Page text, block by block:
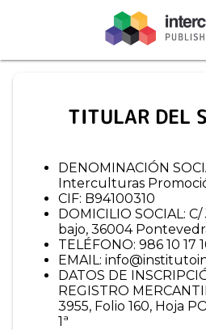
TITULAR DEL
DENOMINACIÓN
Interculturas
CIF: B94100310
DOMICILIO SOCIAL:
bajo, 36004
TELÉFONO: 986 10 17
EMAIL:
DATOS DE
REGISTRO
3955, Folio 160, Hoja
1ª